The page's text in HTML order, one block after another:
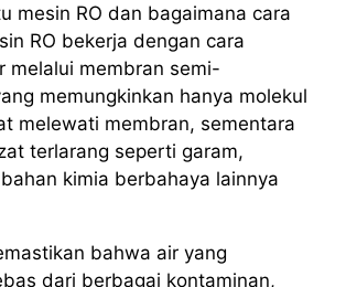
mesin RO dan bagaimana cara
RO bekerja dengan cara
melalui membran semi-
memungkinkan hanya molekul
melewati membran, sementara
terlarang seperti garam,
kimia berbahaya lainnya
bahwa air yang
dari berbagai kontaminan,